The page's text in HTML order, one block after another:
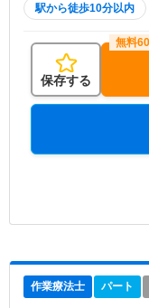
駅から徒歩10分以内
保存する
作業療法士 パート